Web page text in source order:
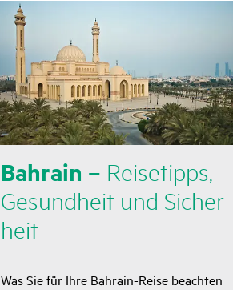
Bahrain – Reise­tipps,
Gesund­heit und Sicher­
heit
Was Sie für Ihre Bahrain-Reise beachten